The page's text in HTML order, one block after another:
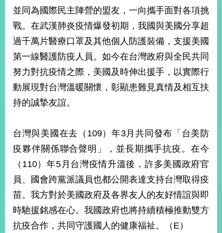
部
新
聞
中
心
外
交
資
訊
國
家
與
地
區
國
際
播
並同為國際民主陣營的盟友，一向攜手面對各項挑
戰。在武漢肺炎疫情爆發初期，我國與美國分享超
過千萬片醫療口罩及其他個人防護裝備，支援美國
第一線醫護防疫人員。如今在台灣政府與全民共同
努力對抗疫情之際，美國及時伸出援手，以實際行
動展現對台灣溫暖關懷，彰顯患難見真情及相互扶
持的誠摯友誼。
台灣與美國在去（109）年3月共同發布「台美防
疫夥伴關係聯合聲明」，並長期攜手抗疫。在今
（110）年5月台灣疫情升溫後，許多美國政府官
員、國會跨黨派議員也都公開表達支持台灣取得疫
苗。我方對於美國政府及各界友人的友好情誼與即
時馳援銘感在心。我國政府也將持續積極推動雙方
抗疫合作，共同守護國人的健康福祉。（E）